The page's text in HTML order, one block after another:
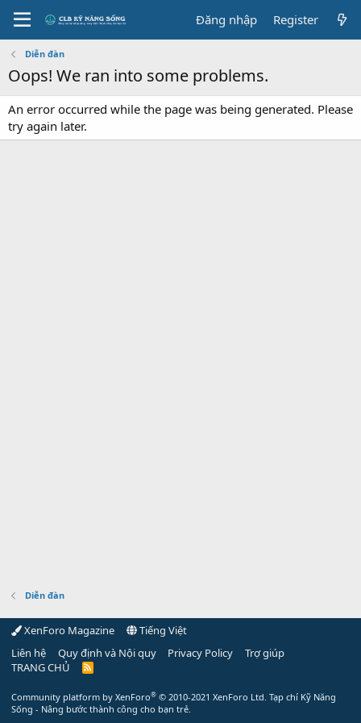
Đăng nhập Register
Diễn đàn
Oops! We ran into some problems.
An error occurred while the page was being generated. Please
try again later.
Diễn đàn
XenForo Magazine
Tiếng Việt
Liên hệ
Quy định và Nội quy Privacy Policy
Trợ giúp
TRANG CHỦ
R
Community platform by XenForo® © 2010-2021 XenForo Ltd. Tạp chí Kỹ Năng
Sống - Nâng bước thành công cho bạn trẻ.